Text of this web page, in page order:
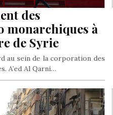
des
monarchiques à
de Syrie
au sein de la corporation des
A’ed Al Qarni…